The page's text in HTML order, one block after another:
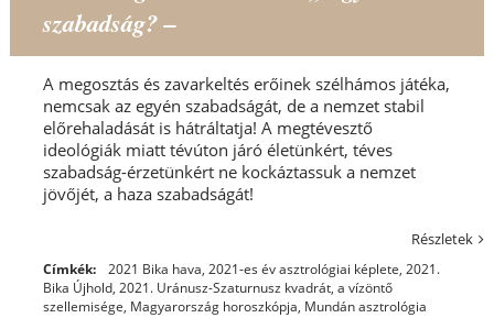
szabadság? –
A megosztás és zavarkeltés erőinek szélhámos játéka,
nemcsak az egyén szabadságát, de a nemzet stabil
előrehaladását is hátráltatja! A megtévesztő
ideológiák miatt tévúton járó életünkért, téves
szabadság-érzetünkért ne kockáztassuk a nemzet
jövőjét, a haza szabadságát!
Részletek
Címkék: 2021 Bika hava, 2021-es év asztrológiai képlete, 2021.
Bika Újhold, 2021. Uránusz-Szaturnusz kvadrát, a vízöntő
szellemisége, Magyarország horoszkópja, Mundán asztrológia